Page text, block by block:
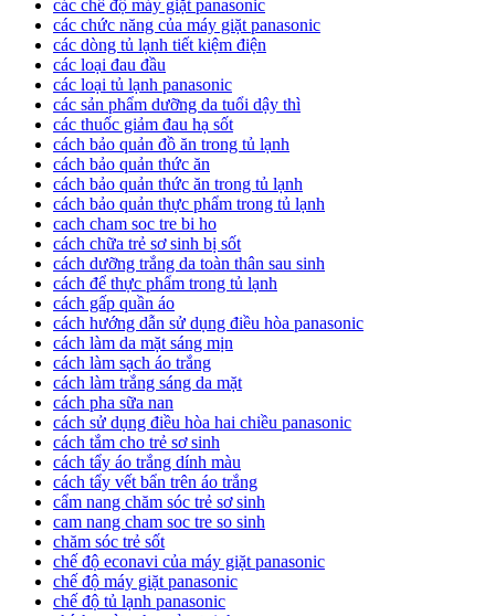
các chế độ máy giặt panasonic
các chức năng của máy giặt panasonic
các dòng tủ lạnh tiết kiệm điện
các loại đau đầu
các loại tủ lạnh panasonic
các sản phẩm dưỡng da tuổi dậy thì
các thuốc giảm đau hạ sốt
cách bảo quản đồ ăn trong tủ lạnh
cách bảo quản thức ăn
cách bảo quản thức ăn trong tủ lạnh
cách bảo quản thực phẩm trong tủ lạnh
cach cham soc tre bi ho
cách chữa trẻ sơ sinh bị sốt
cách dưỡng trắng da toàn thân sau sinh
cách để thực phẩm trong tủ lạnh
cách gấp quần áo
cách hướng dẫn sử dụng điều hòa panasonic
cách làm da mặt sáng mịn
cách làm sạch áo trắng
cách làm trắng sáng da mặt
cách pha sữa nan
cách sử dụng điều hòa hai chiều panasonic
cách tắm cho trẻ sơ sinh
cách tẩy áo trắng dính màu
cách tẩy vết bẩn trên áo trắng
cẩm nang chăm sóc trẻ sơ sinh
cam nang cham soc tre so sinh
chăm sóc trẻ sốt
chế độ econavi của máy giặt panasonic
chế độ máy giặt panasonic
chế độ tủ lạnh panasonic